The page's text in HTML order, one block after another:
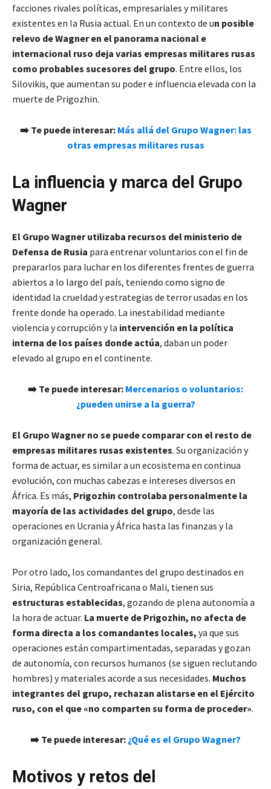
facciones rivales políticas, empresariales y militares
existentes en la Rusia actual. En un contexto de un posible
relevo de Wagner en el panorama nacional e
internacional ruso deja varias empresas militares rusas
como probables sucesores del grupo. Entre ellos, los
Silovikis, que aumentan su poder e influencia elevada con la
muerte de Prigozhin.
➡️ Te puede interesar: Más allá del Grupo Wagner: las
otras empresas militares rusas
La influencia y marca del Grupo
Wagner
El Grupo Wagner utilizaba recursos del ministerio de
Defensa de Rusia para entrenar voluntarios con el fin de
prepararlos para luchar en los diferentes frentes de guerra
abiertos a lo largo del país, teniendo como signo de
identidad la crueldad y estrategias de terror usadas en los
frente donde ha operado. La inestabilidad mediante
violencia y corrupción y la intervención en la política
interna de los países donde actúa, daban un poder
elevado al grupo en el continente.
➡️ Te puede interesar: Mercenarios o voluntarios:
¿pueden unirse a la guerra?
El Grupo Wagner no se puede comparar con el resto de
empresas militares rusas existentes. Su organización y
forma de actuar, es similar a un ecosistema en continua
evolución, con muchas cabezas e intereses diversos en
África. Es más, Prigozhin controlaba personalmente la
mayoría de las actividades del grupo, desde las
operaciones en Ucrania y África hasta las finanzas y la
organización general.
Por otro lado, los comandantes del grupo destinados en
Siria, República Centroafricana o Mali, tienen sus
estructuras establecidas, gozando de plena autonomía a
la hora de actuar. La muerte de Prigozhin, no afecta de
forma directa a los comandantes locales, ya que sus
operaciones están compartimentadas, separadas y gozan
de autonomía, con recursos humanos (se siguen reclutando
hombres) y materiales acorde a sus necesidades. Muchos
integrantes del grupo, rechazan alistarse en el Ejército
ruso, con el que «no comparten su forma de proceder».
➡️ Te puede interesar: ¿Qué es el Grupo Wagner?
Motivos y retos del